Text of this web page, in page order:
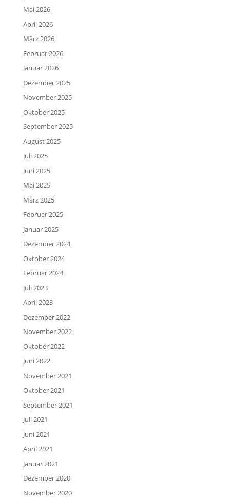
Mai 2026
April 2026
März 2026
Februar 2026
Januar 2026
Dezember 2025
November 2025
Oktober 2025
September 2025
August 2025
Juli 2025
Juni 2025
Mai 2025
März 2025
Februar 2025
Januar 2025
Dezember 2024
Oktober 2024
Februar 2024
Juli 2023
April 2023
Dezember 2022
November 2022
Oktober 2022
Juni 2022
November 2021
Oktober 2021
September 2021
Juli 2021
Juni 2021
April 2021
Januar 2021
Dezember 2020
November 2020